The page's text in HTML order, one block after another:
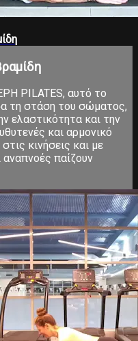
PILATES, αυτό το
τη στάση του σώματος,
ελαστικότητα και την
και αρμονικό
κινήσεις και με
παίζουν